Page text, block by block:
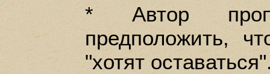
* Автор
предположить,
"хотят